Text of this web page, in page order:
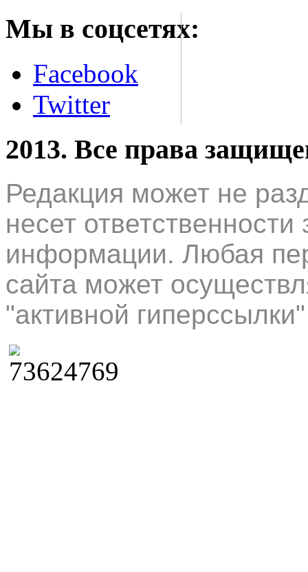
Мы в соцсетях:
Facebook
Twitter
2013. Все права
Редакция может не
несет
информации. Любая
сайта может
"активной